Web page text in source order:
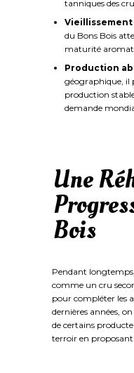
tanniques des
du Bons Bois
maturité
Production
géographique, il
production
demande
Une
Bois
Pendant
comme un cru
pour compléter les
dernières années,
de certains
terroir en proposant